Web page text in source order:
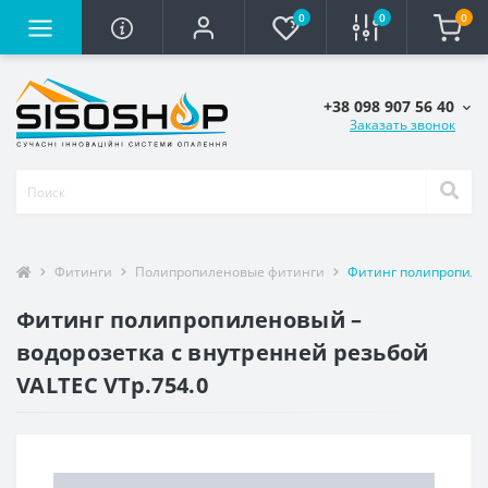
0 0 0
+38 098 907 56 40
Заказать звонок
Фитинги Полипропиленовые фитинги Фитинг
Фитинг полипропиленовый –
водорозетка с внутренней резьбой
VALTEC VTp.754.0